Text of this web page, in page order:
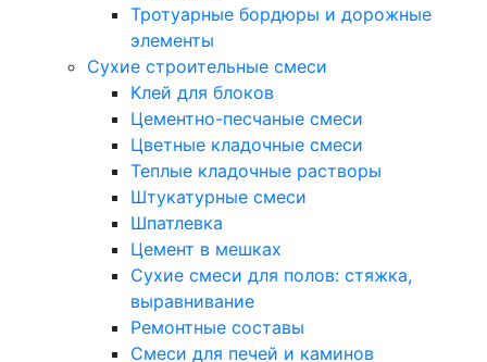
Тротуарные бордюры и дорожные
элементы
Сухие строительные смеси
Клей для блоков
Цементно-песчаные смеси
Цветные кладочные смеси
Теплые кладочные растворы
Штукатурные смеси
Шпатлевка
Цемент в мешках
Сухие смеси для полов: стяжка,
выравнивание
Ремонтные составы
Смеси для печей и каминов